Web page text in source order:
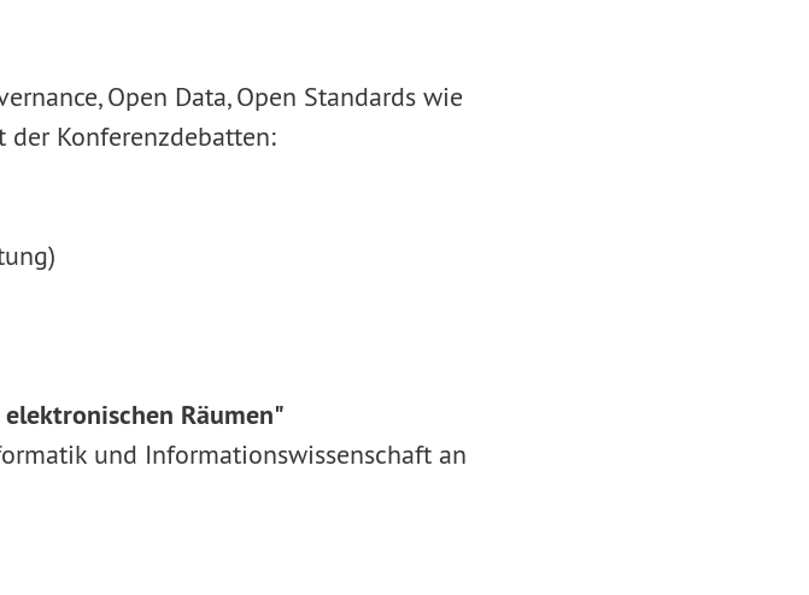
Open Data, Open Standards wie
Konferenzdebatten:
Räumen"
und Informationswissenschaft an